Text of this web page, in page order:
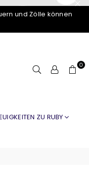
und Zölle können
0
ZU RUBY